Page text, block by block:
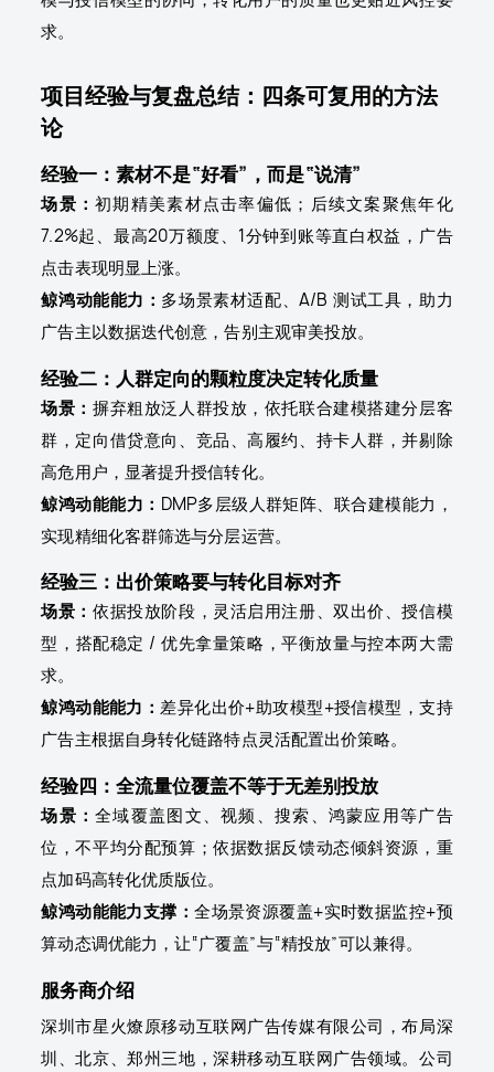
求。
项目经验与复盘总结：四条可复用的方法
论
经验一：素材不是“好看”，而是“说清”
场景：初期精美素材点击率偏低；后续文案聚焦年化
7.2%起、最高20万额度、1分钟到账等直白权益，广告
点击表现明显上涨。
鲸鸿动能能力： 多场景素材适配、A/B 测试工具，助力
广告主以数据迭代创意，告别主观审美投放。
经验二：人群定向的颗粒度决定转化质量
场景：摒弃粗放泛人群投放，依托联合建模搭建分层客
群，定向借贷意向、竞品、高履约、持卡人群，并剔除
高危用户，显著提升授信转化。
鲸鸿动能能力： DMP多层级人群矩阵、联合建模能力，
实现精细化客群筛选与分层运营。
经验三：出价策略要与转化目标对齐
场景：依据投放阶段，灵活启用注册、双出价、授信模
型，搭配稳定 / 优先拿量策略，平衡放量与控本两大需
求。
鲸鸿动能能力：差异化出价+助攻模型+授信模型，支持
广告主根据自身转化链路特点灵活配置出价策略。
经验四：全流量位覆盖不等于无差别投放
场景：全域覆盖图文、视频、搜索、鸿蒙应用等广告
位，不平均分配预算；依据数据反馈动态倾斜资源，重
点加码高转化优质版位。
鲸鸿动能能力支撑：全场景资源覆盖+实时数据监控+预
算动态调优能力，让“广覆盖”与“精投放”可以兼得。
服务商介绍
深圳市星火燎原移动互联网广告传媒有限公司，布局深
圳、北京、郑州三地，深耕移动互联网广告领域。公司